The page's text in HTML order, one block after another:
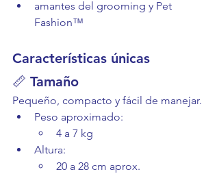
amantes del grooming y Pet
Fashion™
Características únicas
📏 Tamaño
Pequeño, compacto y fácil de manejar.
Peso aproximado:
4 a 7 kg
Altura:
20 a 28 cm aprox.